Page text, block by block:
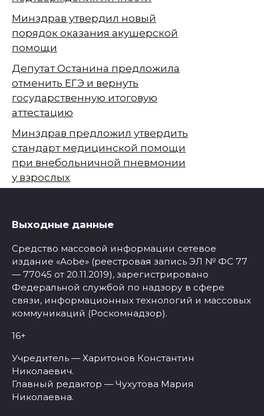
Минздрав утвердил новый
порядок оказания акушерской
помощи
Депутат Останина предложила
отменить ЕГЭ и вернуть
государственную итоговую
аттестацию
Минздрав предложил утвердить
стандарт медицинской помощи
при внебольничной пневмонии
у взрослых
Выходные данные
Средство массовой информации сетевое
издание «Aobe» (реестровая запись ЭЛ № ФС 77
— 77045 от 20.11.2019), зарегистрировано
Федеральной службой по надзору в сфере
связи, информационных технологий и массовых
коммуникаций (Роскомнадзор).
16+
Учредитель — Харитонов Константин
Николаевич.
Главный редактор — Чухутова Мария
Николаевна.